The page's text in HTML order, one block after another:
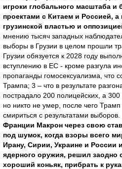
игроки глобального масштаба и
проектами с Китаем и Россией,
грузинской властью и
мнению тысяч западных
выборы в Грузии в целом прошли
Грузии обязуется к 2028 году
вступлению в ЕС - кроме разгула
пропаганды гомосексуализма, что
Трампа; 3 – что в результате
пострадало 200 полицейских, а 300
но никто не умер, после чего
смириться с результатами выборов.
Франции Макрон через свою
под шумок, когда взоры всего
Ирану, Сирии, Украине и России
ядерного оружия, решил заодно
хороший коньяк, прибрать к